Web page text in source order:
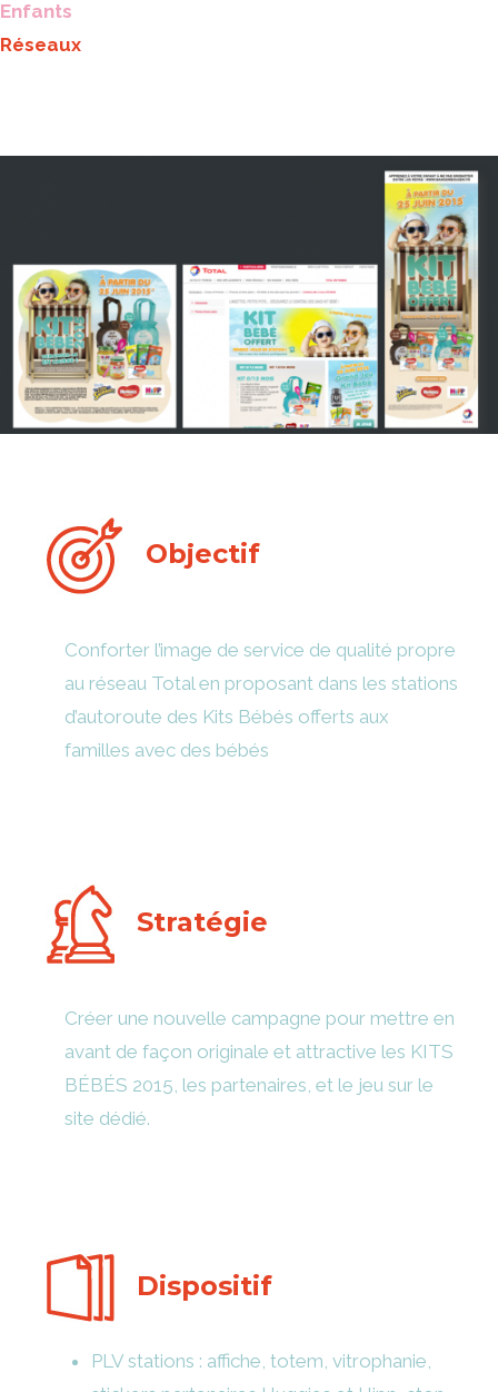
Enfants
Réseaux
Objectif
Conforter l’image de service de qualité propre
au réseau Total en proposant dans les stations
d’autoroute des Kits Bébés offerts aux
familles avec des bébés
Stratégie
Créer une nouvelle campagne pour mettre en
avant de façon originale et attractive les KITS
BÉBÉS 2015, les partenaires, et le jeu sur le
site dédié.
Dispositif
PLV stations : affiche, totem, vitrophanie,